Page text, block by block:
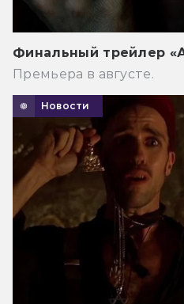
Финальный трейлер
Премьера в августе.
Новости